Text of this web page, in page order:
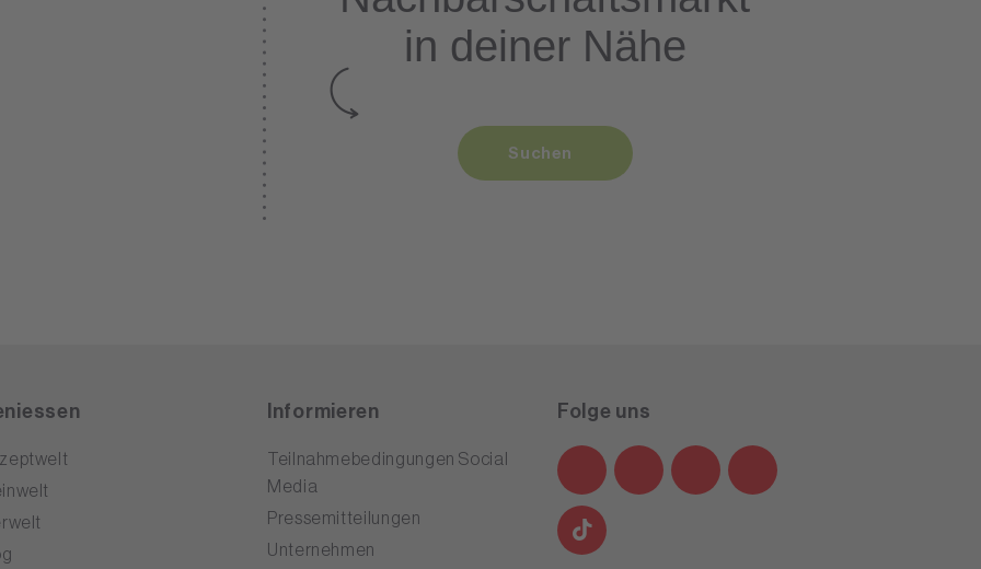
in deiner Nähe
Suchen
Informieren
Teilnahmebedingungen Social
Media
Pressemitteilungen
Unternehmen
Folge uns